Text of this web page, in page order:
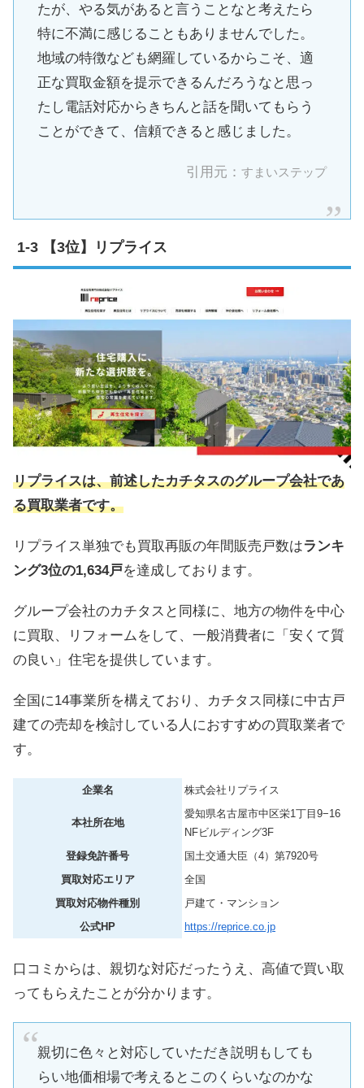
たが、やる気があると言うことなと考えたら
特に不満に感じることもありませんでした。
地域の特徴なども網羅しているからこそ、適
正な買取金額を提示できるんだろうなと思っ
たし電話対応からきちんと話を聞いてもらう
ことができて、信頼できると感じました。
引用元：すまいステップ
【3位】リプライス
リプライスは、前述したカチタスのグループ会社であ
る買取業者です。
リプライス単独でも買取再販の年間販売戸数はランキ
ング3位の1,634戸を達成しております。
グループ会社のカチタスと同様に、地方の物件を中心
に買取、リフォームをして、一般消費者に「安くて質
の良い」住宅を提供しています。
全国に14事業所を構えており、カチタス同様に中古戸
建ての売却を検討している人におすすめの買取業者で
す。
企業名 株式会社リプライス
本社所在地
愛知県名古屋市中区栄1丁目9−16
NFビルディング3F
登録免許番号
国土交通大臣（4）第7920号
買取対応エリア
全国
買取対応物件種別
戸建て・マンション
公式HP
https://reprice.co.jp
口コミからは、親切な対応だったうえ、高値で買い取
ってもらえたことが分かります。
親切に色々と対応していただき説明もしても
らい地価相場で考えるとこのくらいなのかな